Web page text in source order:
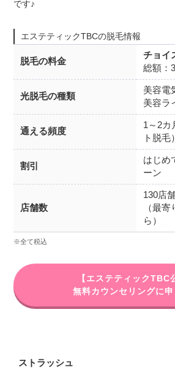
です♪
エステティックTBCの脱毛情報
脱毛の料金
チョイ
総額：
光脱毛の種類
美容電
美容ラ
通える頻度
1～2カ
ト脱毛）
割引
はじめ
ーン
店舗数
130店
（最
ら）
※全て税込
【エステティックTBC
無料カウンセリングに
ストラッシュ